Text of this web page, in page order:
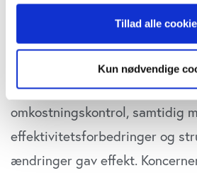
persondatapolitik. Du kan altid
tilbage eller ændre indstillinger fra
"Cookiedeklaration", eller ved at
Hvis du tillader det, vil vi også
Indsamle præcise
der kan være nøjagtig inden for
Identificere din enhed
dens unikke karakteristika
Tillad alle
Kun nødvendige
Forbedringen forklares med
løbende opdatering af
mere avancerede og
tjenester. Virksomhederne
omkostningskontrol, samtidig
effektivitetsforbedringer og
ændringer gav effekt.